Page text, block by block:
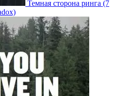
Темная сторона ринга (7